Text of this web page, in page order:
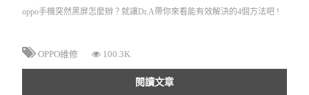
oppo手機突然黑屏怎麼辦？就讓Dr.A帶你來看能有效解決的4個方法吧 !
OPPO維修 100.3K
閱讀文章